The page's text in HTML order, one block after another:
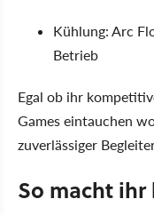
Kühlung:Arc
Betrieb
Egal ob ihr
Games eintauchen
zuverlässiger
So macht